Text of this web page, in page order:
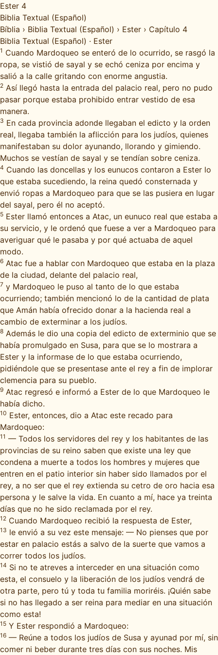
Ester 4
Biblia Textual (Español)
Bíblia › Biblia Textual (Español) › Ester › Capítulo 4
Biblia Textual (Español) · Ester
1 Cuando Mardoqueo se enteró de lo ocurrido, se rasgó la
ropa, se vistió de sayal y se echó ceniza por encima y
salió a la calle gritando con enorme angustia.
2 Así llegó hasta la entrada del palacio real, pero no pudo
pasar porque estaba prohibido entrar vestido de esa
manera.
3 En cada provincia adonde llegaban el edicto y la orden
real, llegaba también la aflicción para los judíos, quienes
manifestaban su dolor ayunando, llorando y gimiendo.
Muchos se vestían de sayal y se tendían sobre ceniza.
4 Cuando las doncellas y los eunucos contaron a Ester lo
que estaba sucediendo, la reina quedó consternada y
envió ropas a Mardoqueo para que se las pusiera en lugar
del sayal, pero él no aceptó.
5 Ester llamó entonces a Atac, un eunuco real que estaba a
su servicio, y le ordenó que fuese a ver a Mardoqueo para
averiguar qué le pasaba y por qué actuaba de aquel
modo.
6 Atac fue a hablar con Mardoqueo que estaba en la plaza
de la ciudad, delante del palacio real,
7 y Mardoqueo le puso al tanto de lo que estaba
ocurriendo; también mencionó lo de la cantidad de plata
que Amán había ofrecido donar a la hacienda real a
cambio de exterminar a los judíos.
8 Además le dio una copia del edicto de exterminio que se
había promulgado en Susa, para que se lo mostrara a
Ester y la informase de lo que estaba ocurriendo,
pidiéndole que se presentase ante el rey a fin de implorar
clemencia para su pueblo.
9 Atac regresó e informó a Ester de lo que Mardoqueo le
había dicho.
10 Ester, entonces, dio a Atac este recado para
Mardoqueo:
11 — Todos los servidores del rey y los habitantes de las
provincias de su reino saben que existe una ley que
condena a muerte a todos los hombres y mujeres que
entren en el patio interior sin haber sido llamados por el
rey, a no ser que el rey extienda su cetro de oro hacia esa
persona y le salve la vida. En cuanto a mí, hace ya treinta
días que no he sido reclamada por el rey.
12 Cuando Mardoqueo recibió la respuesta de Ester,
13 le envió a su vez este mensaje: — No pienses que por
estar en palacio estás a salvo de la suerte que vamos a
correr todos los judíos.
14 Si no te atreves a interceder en una situación como
esta, el consuelo y la liberación de los judíos vendrá de
otra parte, pero tú y toda tu familia moriréis. ¡Quién sabe
si no has llegado a ser reina para mediar en una situación
como esta!
15 Y Ester respondió a Mardoqueo:
16 — Reúne a todos los judíos de Susa y ayunad por mí, sin
comer ni beber durante tres días con sus noches. Mis